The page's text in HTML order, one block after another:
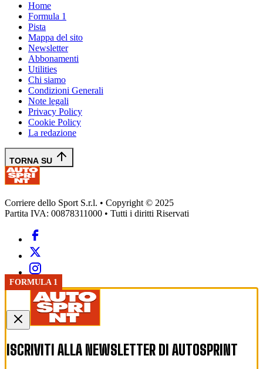
FORMULA 1
FORMULA 1
FORMULA 1
Home
Formula 1
Pista
Mappa del sito
Newsletter
Abbonamenti
Utilities
Chi siamo
Condizioni Generali
Note legali
Privacy Policy
Cookie Policy
La redazione
TORNA SU
Corriere dello Sport S.r.l. • Copyright © 2025
Partita IVA: 00878311000 • Tutti i diritti Riservati
ISCRIVITI ALLA NEWSLETTER DI AUTOSPRINT